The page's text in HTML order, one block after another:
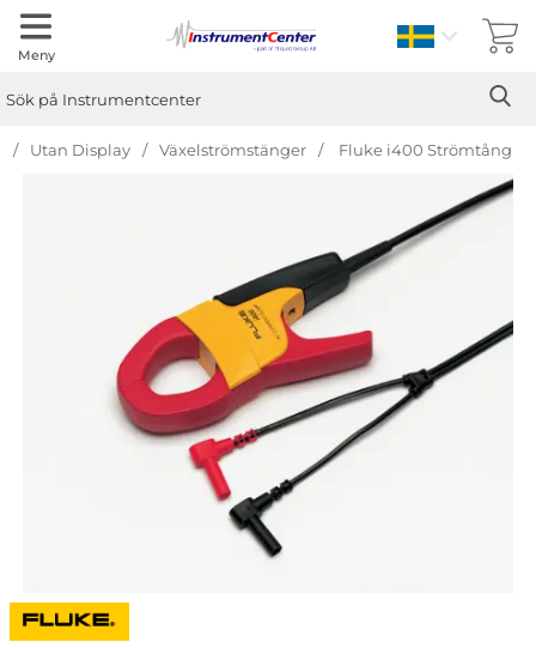
Meny Sverige
Utan Display Växelströmstänger Fluke i400 Strömtång